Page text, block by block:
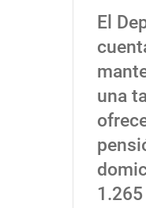
El
una